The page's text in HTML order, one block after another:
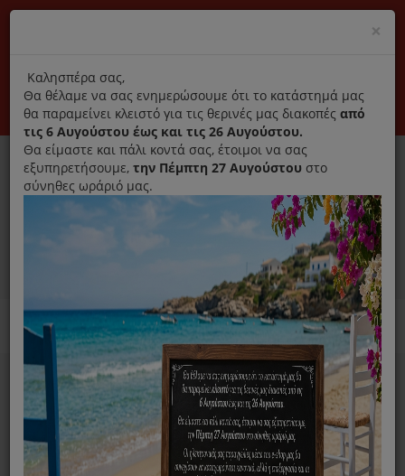
Αποκλειστικά γνήσια ανταλλακτικά
Σύνδεση Εγγραφή Εταιρεία Επικοινωνία
0
Ανταλλακτικά ηλεκτρικών συσκευών MENU
Home
Ανεμιστήρες
Φτερωτή Για Ανεμιστήρα IZZY 18''
×
title
Καλησπέρα σας,
Θα θέλαμε να σας ενημερώσουμε ότι το κατάστημά μας
θα παραμείνει κλειστό για τις θερινές μας διακοπές από
τις 6 Αυγούστου έως και τις 26 Αυγούστου.
Θα είμαστε και πάλι κοντά σας, έτοιμοι να σας
εξυπηρετήσουμε, την Πέμπτη 27 Αυγούστου στο
σύνηθες ωράριό μας.